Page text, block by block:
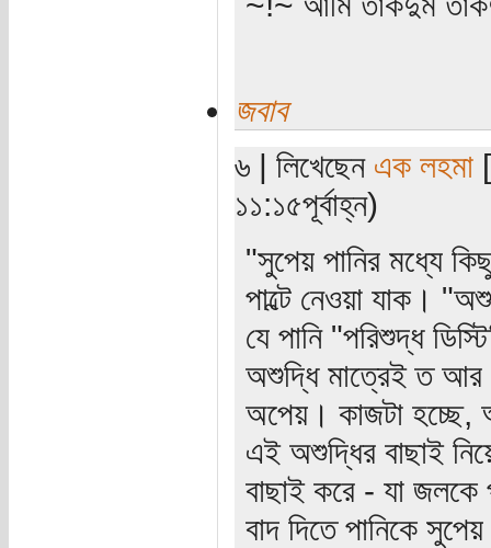
জবাব
৬ | লিখেছেন এক লহমা
১১:১৫পূর্বাহ্ন)
"সুপেয় পানির মধ্যে
পাল্টে নেওয়া যাক।
যে পানি "পরিশুদ্ধ
অশুদ্ধি মাত্রেই ত
অপেয়। কাজটা হচ্ছে,
এই অশুদ্ধির বাছাই
বাছাই করে - যা
বাদ দিতে পানিকে